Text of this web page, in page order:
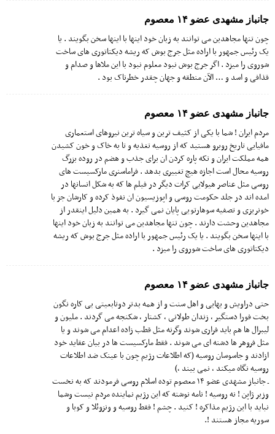
جانباز مشهدی عضو ۱۴ معصوم
چون تنها مجاهدین می توانند به زبان خود اینها با اینها سخن بگویند . یا
یک رئیس جمهور با اراده مثل جرج بوش که ریشه دیکتاتوری های ساخت
شوروی را میزد . اگر جرج بوش نبود معلوم نبود با این ملاها و صدام و
قذافی و اسد و … الآن منطقه و جهان چقدر خطرناک بود .
جانباز مشهدی عضو ۱۴ معصوم
مردم ایران ! شما با یکی از کثیف ترین و سیاه ترین نیروهای استعماری
مافیایی تاریخ روبرو هستید که از روسیه تغذیه و تا به خاک و خون کشیدن
همه مملکت ایران و تکه پاره کردن ان برای جذب و هضم در روده بزرگ
روسیه محال است اجازه هیچ تغییری بدهد . فراماسنری مارکسیست های
روسی مثل عناصر هیولایی کرات دیگر در فیلم ها که به شکل انسانها در
امده اند در جلد حکومت روسی و اپوزیسیون ان نفوذ کرده و کارشان جز با
خونریزی و تصفیه سوهارتویی پایان نمی گیرد . به همین دلیل اینقدر از
مجاهدین وحشت دارند . چون تنها مجاهدین می توانند به زبان خود اینها
با اینها سخن بگویند . یا یک رئیس جمهور با اراده مثل جرج بوش که ریشه
دیکتاتوری های ساخت شوروی را میزد .
جانباز مشهدی عضو ۱۴ معصوم
حتی دراویش و بهایی و اهل سنت و از همه بدتر دوتابعیتی بی کاره نگون
بخت فورا دستگیر ، زندان طولانی ، کشتار ، شکنجه می گردند . ملیون و
لیبرال ها هم باید فراری شوند وگرنه مثل قطب زاده اعدام می شوند و یا
مثل فروهر ها دشنه ای می شوند . فقط مارکسیست ها در بیان عقاید خود
ازادند و جاسوسان روسیه (که اطلاعات رژیم چون با عینک ضد اطلاعات
روسیه نگاه میکند ، نمی بیند ،)
ـ جانباز مشهدی عضو ۱۴ معصوم توده اسلام روسی فرمودند که به نخست
وزیر ژاپن ! نه روسیه ! نامه نوشته که این رژیم نماینده مردم نیست وشما
نباید با این رژیم مذاکره ! کنید . چشم ! فقط روسیه و ونزوئلا و کوبا و
سوریه مجاز هستند !.